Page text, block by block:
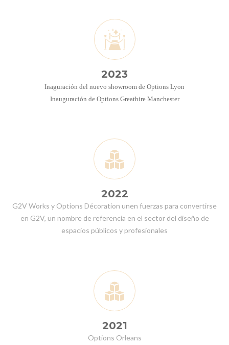
2023
Inaguración del nuevo showroom de Options Lyon
Inauguración de Options Greathire Manchester
2022
G2V Works y Options Décoration unen fuerzas para convertirse
en G2V, un nombre de referencia en el sector del diseño de
espacios públicos y profesionales
2021
Options Orleans